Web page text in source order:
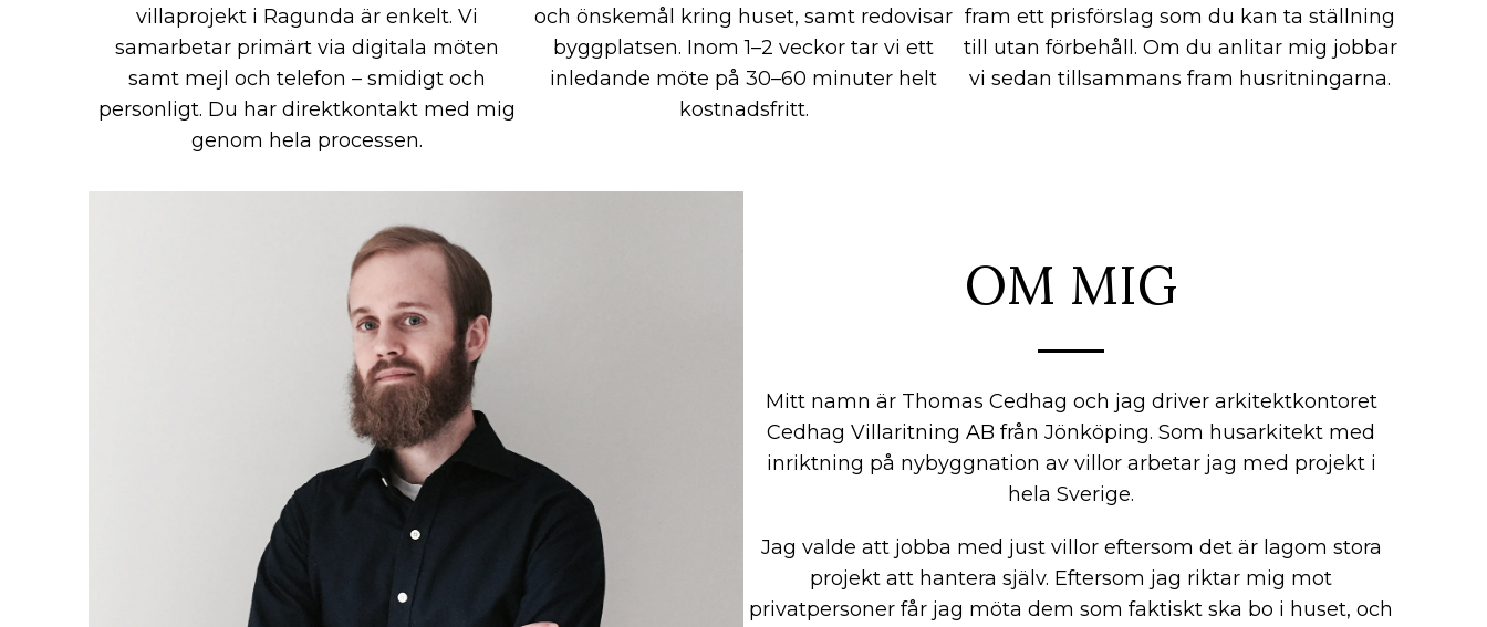
villaprojekt i Ragunda är enkelt. Vi
samarbetar primärt via digitala möten
samt mejl och telefon – smidigt och
personligt. Du har direktkontakt med mig
genom hela processen.
och önskemål kring huset, samt redovisar
byggplatsen. Inom 1–2 veckor tar vi ett
inledande möte på 30–60 minuter helt
kostnadsfritt.
fram ett prisförslag som du kan ta ställning
till utan förbehåll. Om du anlitar mig jobbar
vi sedan tillsammans fram husritningarna.
OM MIG
Mitt namn är Thomas Cedhag och jag driver arkitektkontoret
Cedhag Villaritning AB från Jönköping. Som husarkitekt med
inriktning på nybyggnation av villor arbetar jag med projekt i
hela Sverige.
Jag valde att jobba med just villor eftersom det är lagom stora
projekt att hantera själv. Eftersom jag riktar mig mot
privatpersoner får jag möta dem som faktiskt ska bo i huset, och